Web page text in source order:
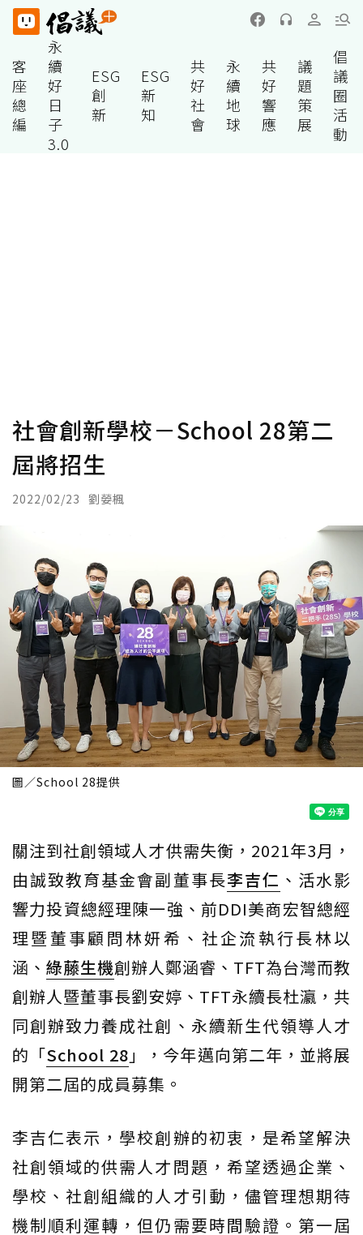
客
座
總
編
永
續
好
日
子
3.0
ESG
創
新
ESG
新
知
共
好
社
會
永
續
地
球
共
好
響
應
議
題
策
展
倡
議
圈
活
動
社會創新學校－School 28第二
屆將招生
2022/02/23 劉嫈楓
圖／School 28提供
關注到社創領域人才供需失衡，2021年3月，
由誠致教育基金會副董事長李吉仁 、活水影
響力投資總經理陳一強、前DDI美商宏智總經
理暨董事顧問林妍希、社企流執行長林以
涵、 綠藤生機創辦人鄭涵睿、TFT為台灣而教
創辦人暨董事長劉安婷、TFT永續長杜瀛，共
同創辦致力養成社創、永續新生代領導人才
的「School 28 」，今年邁向第二年，並將展
開第二屆的成員募集。
李吉仁表示，學校創辦的初衷，是希望解決
社創領域的供需人才問題，希望透過企業、
學校、社創組織的人才引動，儘管理想期待
機制順利運轉，但仍需要時間驗證。第一屆